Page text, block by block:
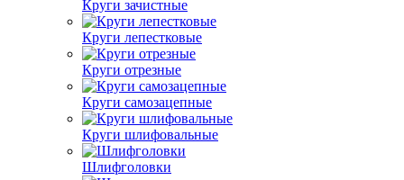
Круги зачистные
Круги лепестковые
Круги отрезные
Круги самозацепные
Круги шлифовальные
Шлифголовки